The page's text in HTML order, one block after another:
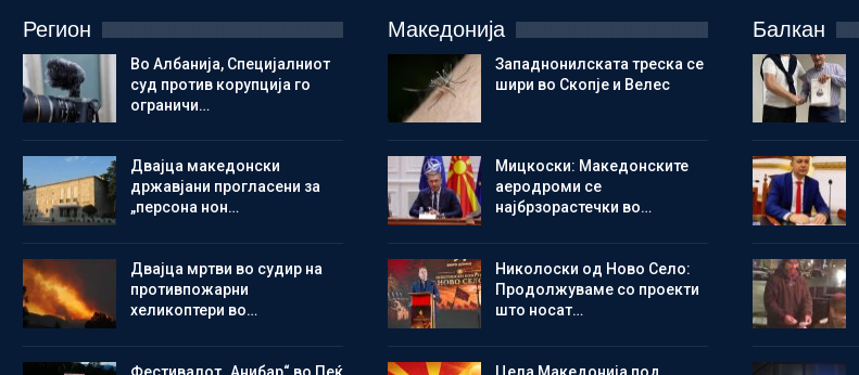
Регион
Во Албанија, Специјалниот
суд против корупција го
ограничи…
Двајца македонски
државјани прогласени за
„персона нон…
Двајца мртви во судир на
противпожарни
хеликоптери во…
Фестивалот „Анибар“ во Пеќ
Македонија
Западнонилската треска се
шири во Скопје и Велес
Мицкоски: Македонските
аеродроми се
најбрзорастечки во…
Николоски од Ново Село:
Продолжуваме со проекти
што носат…
Цела Македонија под
Балкан